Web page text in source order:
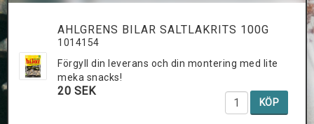
AHLGRENS BILAR SALTLAKRITS 100G
1014154
Förgyll din leverans och din montering med lite
meka snacks!
20 SEK
KÖP